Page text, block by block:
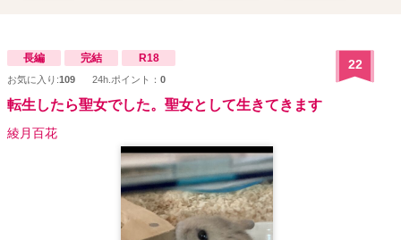
長編 完結 R18
お気に入り:109 24h.ポイント： 0
22
転生したら聖女でした。聖女として生きてきます
綾月百花